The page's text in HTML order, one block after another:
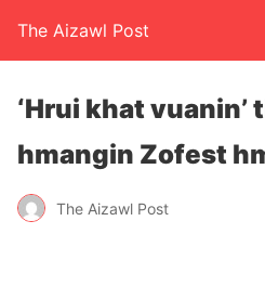
The Aizawl Post
‘Hrui khat
hmangin Zofest
The Aizawl Post